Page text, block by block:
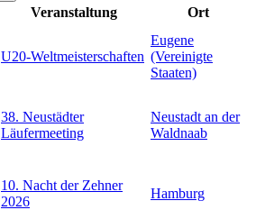
Veranstaltung Ort
U20-Weltmeisterschaften
Eugene
(Vereinigte
Staaten)
38. Neustädter
Läufermeeting
Neustadt an der
Waldnaab
10. Nacht der Zehner
2026
Hamburg